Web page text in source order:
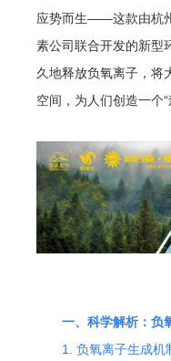
应势而生——这款由杭
素公司联合开发的新型
久地释放负氧离子，将
空间，为人们创造一个“
一、科学解析：负
1. 负氧离子生成机